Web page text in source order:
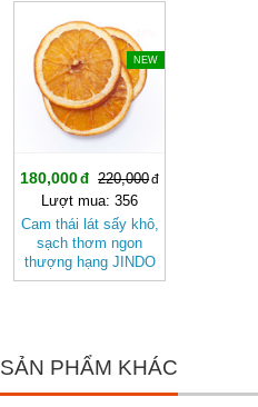
NEW
180,000
220,000
Lượt mua: 356
Cam thái lát sấy khô,
sạch thơm ngon
thượng hạng JINDO
tốt cho sức khỏe
SẢN PHẨM KHÁC